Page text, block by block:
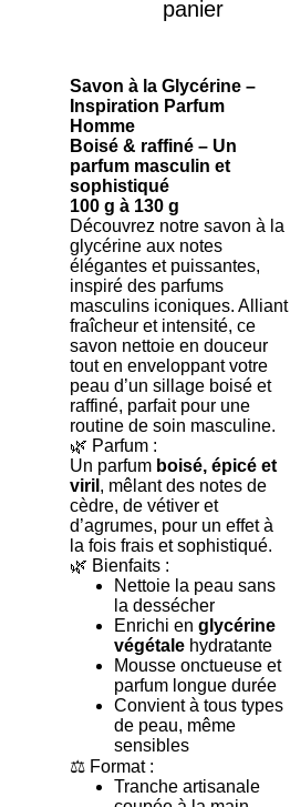
panier
Savon à la Glycérine –
Inspiration Parfum
Homme
Boisé & raffiné – Un
parfum masculin et
sophistiqué
100 g à 130 g
Découvrez notre savon à la
glycérine aux notes
élégantes et puissantes,
inspiré des parfums
masculins iconiques. Alliant
fraîcheur et intensité, ce
savon nettoie en douceur
tout en enveloppant votre
peau d’un sillage boisé et
raffiné, parfait pour une
routine de soin masculine.
🌿 Parfum :
Un parfum boisé, épicé et
viril , mêlant des notes de
cèdre, de vétiver et
d’agrumes, pour un effet à
la fois frais et sophistiqué.
🌿 Bienfaits :
Nettoie la peau sans
la dessécher
Enrichi en glycérine
végétale hydratante
Mousse onctueuse et
parfum longue durée
Convient à tous types
de peau, même
sensibles
⚖️ Format :
Tranche artisanale